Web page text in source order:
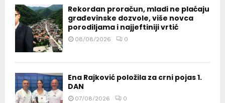
Rekordan proračun, mladi ne plaćaju
građevinske dozvole, više novca
porodiljama i najjeftiniji vrtić
08/08/2026 0
Ena Rajković položila za crni pojas 1.
DAN
07/08/2026 0